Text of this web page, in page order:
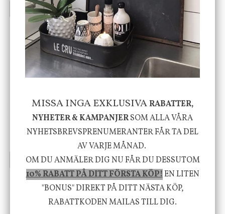
INFO KÖP INFO
House Doctor
Skål, Hands marmor
-20%
INFO KÖP
Nicolas Vahé
Serveringsfat, Ostron,
Stengods
415 kr
INFO KÖP
Vi vill förmedla känsla, upplevelse och
MISSA INGA EXKLUSIVARABATTER,
NYHETER & KAMPANJERSOM ALLA VÅRA
NYHETSBREVSPRENUMERANTER FÅR TA DEL
AV VARJE MÅNAD.
OM DU ANMÄLER DIG NU FÅR DU DESSUTOM
10% RABATT PÅ DITT FÖRSTA KÖP!EN LITEN
"BONUS" DIREKT PÅ DITT NÄSTA KÖP,
RABATTKODEN MAILAS TILL DIG.